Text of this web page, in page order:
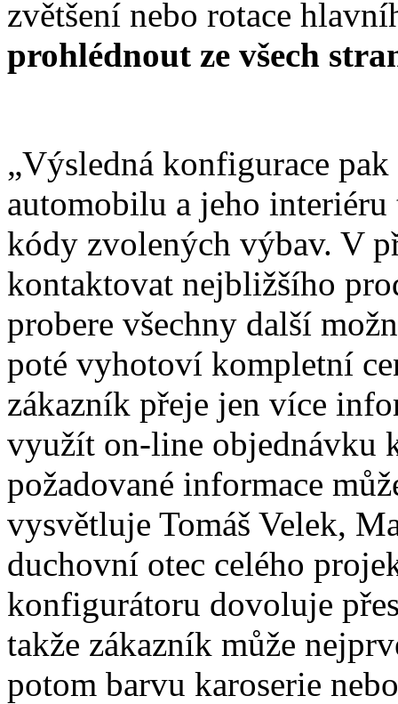
zvětšení nebo rotace
prohlédnout ze všech
„Výsledná konfigurace
automobilu a jeho
kódy zvolených výbav. V
kontaktovat nejbližšího
probere všechny další
poté vyhotoví kompletní
zákazník přeje jen více
využít on-line objednávku
požadované informace
vysvětluje Tomáš Velek,
duchovní otec celého
konfigurátoru dovoluje
takže zákazník může
potom barvu karoserie